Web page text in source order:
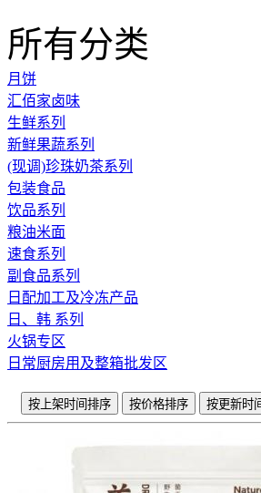
所有分类
月饼
汇佰家卤味
生鲜系列
新鲜果蔬系列
(现调)珍珠奶茶系列
包装食品
饮品系列
粮油米面
速食系列
副食品系列
日配加工及冷冻产品
日、韩 系列
火锅专区
日常厨房用及整箱批发区
按上架时间排序 按价格排序 按更新时